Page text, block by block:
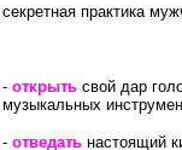
секретная практика
- открытьсвой дар
музыкальных
- отведатьнастоящий